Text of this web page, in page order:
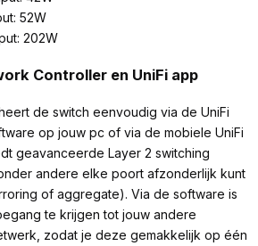
52W
202W
Controller en UniFi app
de switch eenvoudig via de UniFi
op jouw pc of via de mobiele UniFi
geavanceerde Layer 2 switching
andere elke poort afzonderlijk kunt
of aggregate). Via de software is
te krijgen tot jouw andere
zodat je deze gemakkelijk op één